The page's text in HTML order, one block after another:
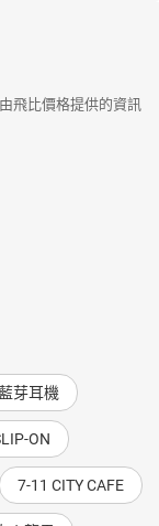
由飛比價格提供的資訊
芽耳機
ON
7-11 CITY CAFE